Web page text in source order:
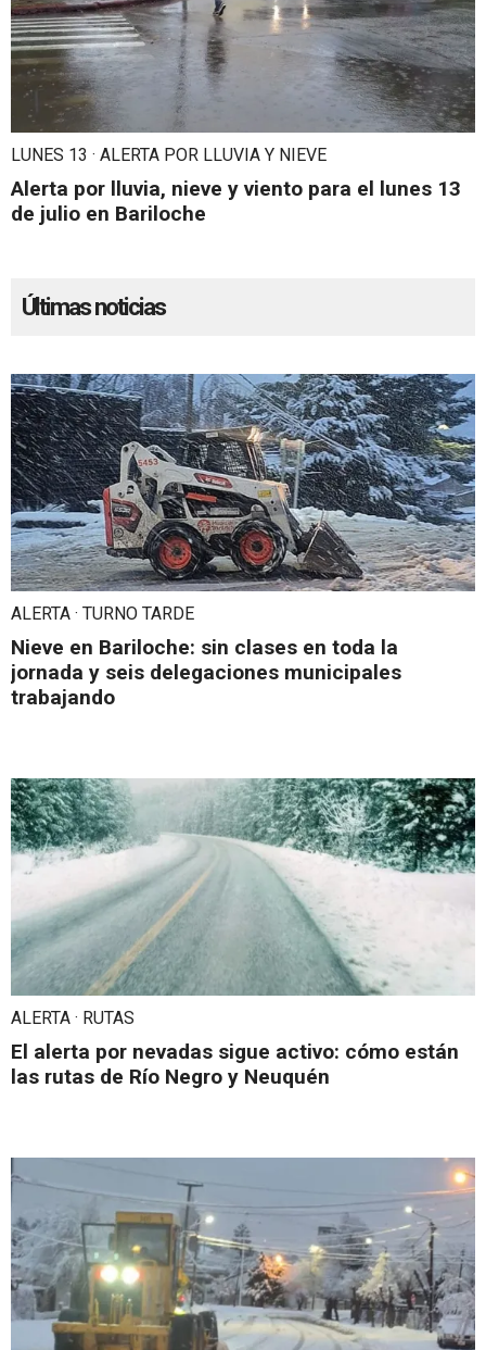
LUNES 13 · ALERTA POR LLUVIA Y NIEVE
Alerta por lluvia, nieve y viento para el lunes 13
de julio en Bariloche
Últimas noticias
ALERTA · TURNO TARDE
Nieve en Bariloche: sin clases en toda la
jornada y seis delegaciones municipales
trabajando
ALERTA · RUTAS
El alerta por nevadas sigue activo: cómo están
las rutas de Río Negro y Neuquén